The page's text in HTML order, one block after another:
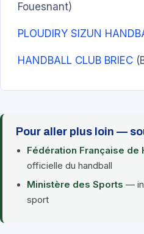
Fouesnant)
PLOUDIRY SIZUN
HANDBALL CLUB BRIEC
Pour aller plus loin —
Fédération Française de
officielle du handball
Ministère des Sports —
sport